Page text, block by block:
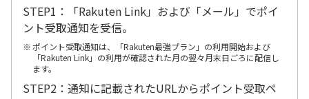
STEP1：「Rakuten Link」および「メール」でポイ
ント受取通知を受信。
ポイント受取通知は、「Rakuten最強プラン」の利用開始および
「Rakuten Link」の利用が確認された月の翌々月末日ごろに配信し
ます。
STEP2：通知に記載されたURLからポイント受取ペ